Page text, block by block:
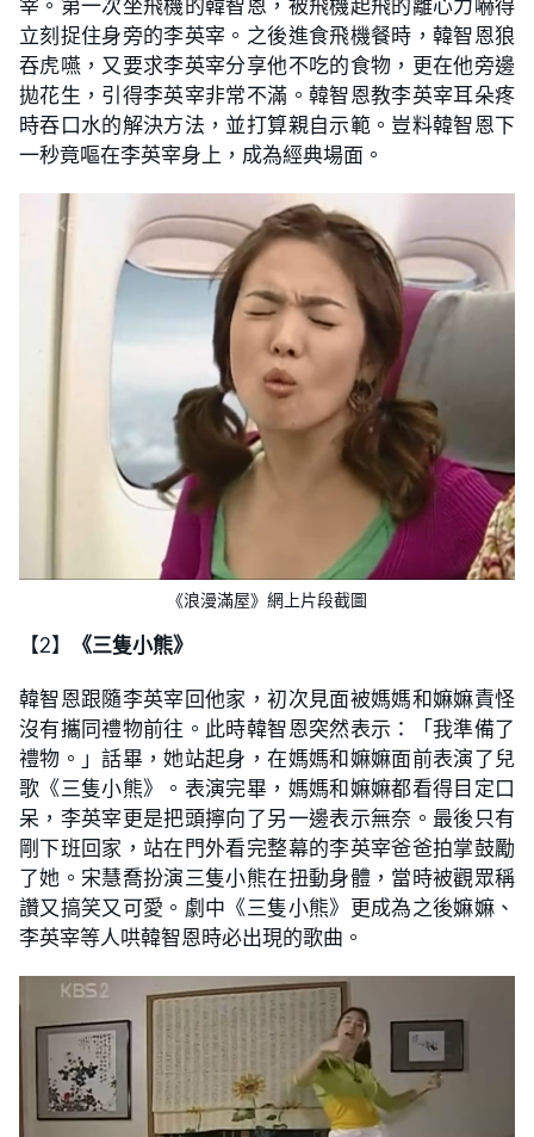
宰。第一次坐飛機的韓智恩，被飛機起飛的離心力嚇得
立刻捉住身旁的李英宰。之後進食飛機餐時，韓智恩狼
吞虎嚥，又要求李英宰分享他不吃的食物，更在他旁邊
拋花生，引得李英宰非常不滿。韓智恩教李英宰耳朵疼
時吞口水的解決方法，並打算親自示範。豈料韓智恩下
一秒竟嘔在李英宰身上，成為經典場面。
《浪漫滿屋》網上片段截圖
【2】 《三隻小熊》
韓智恩跟隨李英宰回他家，初次見面被媽媽和嫲嫲責怪
沒有攜同禮物前往。此時韓智恩突然表示：「我準備了
禮物。」話畢，她站起身，在媽媽和嫲嫲面前表演了兒
歌《三隻小熊》。表演完畢，媽媽和嫲嫲都看得目定口
呆，李英宰更是把頭擰向了另一邊表示無奈。最後只有
剛下班回家，站在門外看完整幕的李英宰爸爸拍掌鼓勵
了她。宋慧喬扮演三隻小熊在扭動身體，當時被觀眾稱
讚又搞笑又可愛。劇中《三隻小熊》更成為之後嫲嫲、
李英宰等人哄韓智恩時必出現的歌曲。